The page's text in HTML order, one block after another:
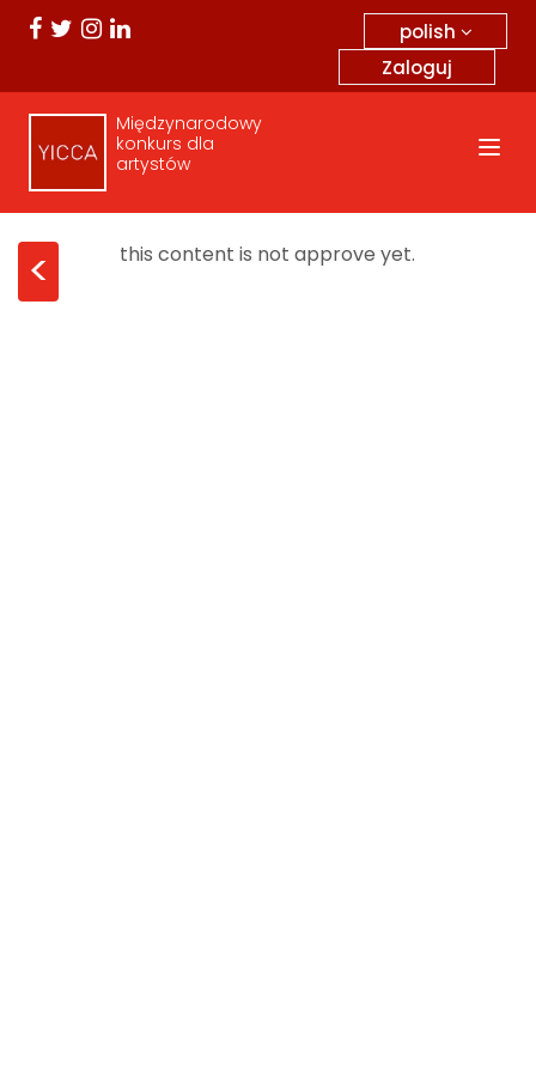
polish
Zaloguj
Międzynarodowy
konkurs dla
artystów
< this content is not approve yet.